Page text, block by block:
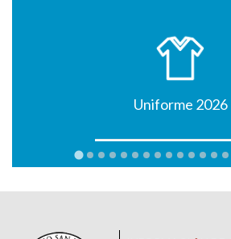
Uniforme 2026